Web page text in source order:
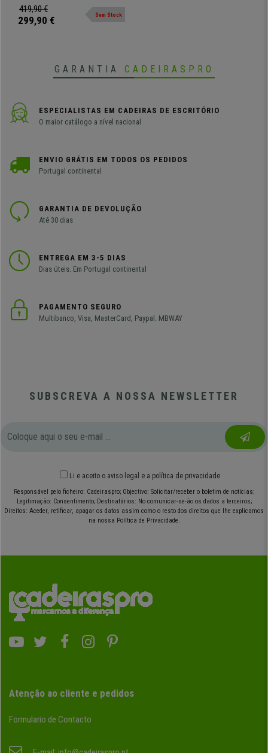
gama de cores!
419,90 €
299,90 € Sem Stock
GARANTIA CADEIRASPRO
ESPECIALISTAS EM CADEIRAS DE ESCRITÓRIO
O maior catálogo a nível nacional
ENVIO GRÁTIS EM TODOS OS PEDIDOS
Portugal continental
GARANTIA DE DEVOLUÇÃO
Até 30 dias
ENTREGA EM 3-5 DIAS
Dias úteis. Em Portugal continental
PAGAMENTO SEGURO
Multibanco, Visa, MasterCard, Paypal. MBWAY
SUBSCREVA A NOSSA NEWSLETTER
Li e aceito o aviso legal e a política de privacidade
Responsável pelo ficheiro: Cadeiraspro; Objectivo: Solicitar/receber o boletim de notícias;
Legitimação: Consentimento; Destinatários: No comunicar-se-ão os dados a terceiros;
Direitos: Aceder, retificar, apagar os datos assim como o resto dos direitos que lhe explicamos
na nossa Política de Privacidade.
Atenção ao cliente e pedidos
Formulario de Contacto